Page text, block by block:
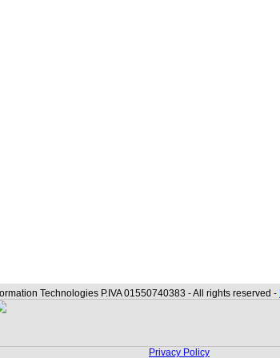
Technologies P.IVA 01550740383 - All rights reserved -
Privacy Policy